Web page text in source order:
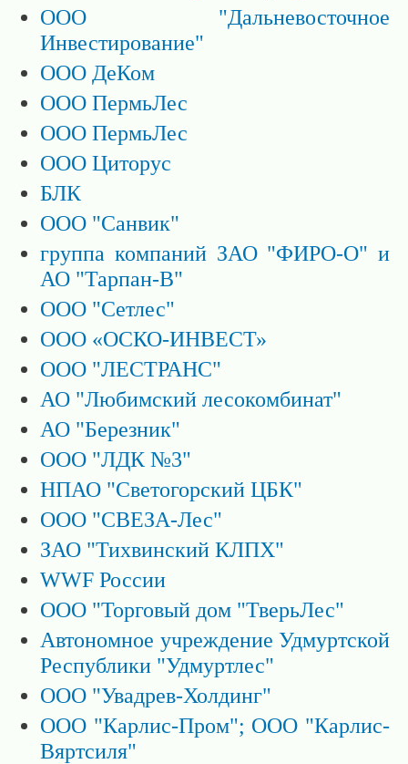
ООО "Дальневосточное
Инвестирование"
ООО ДеКом
ООО ПермьЛес
ООО ПермьЛес
ООО Циторус
БЛК
ООО "Санвик"
группа компаний ЗАО "ФИРО-О" и
АО "Тарпан-В"
ООО "Сетлес"
ООО «ОСКО-ИНВЕСТ»
ООО "ЛЕСТРАНС"
АО "Любимский лесокомбинат"
АО "Березник"
ООО "ЛДК №3"
НПАО "Светогорский ЦБК"
ООО "СВЕЗА-Лес"
ЗАО "Тихвинский КЛПХ"
WWF России
ООО "Торговый дом "ТверьЛес"
Автономное учреждение Удмуртской
Республики "Удмуртлес"
ООО "Увадрев-Холдинг"
ООО "Карлис-Пром"; ООО "Карлис-
Вяртсиля"